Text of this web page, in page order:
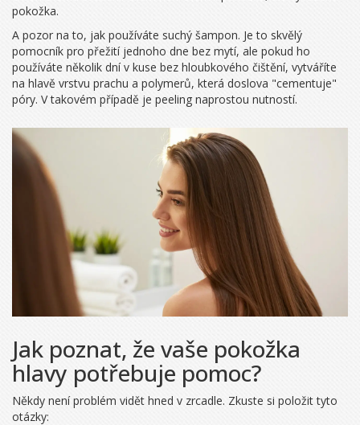
pokožka.
A pozor na to, jak používáte suchý šampon. Je to skvělý
pomocník pro přežití jednoho dne bez mytí, ale pokud ho
používáte několik dní v kuse bez hloubkového čištění, vytváříte
na hlavě vrstvu prachu a polymerů, která doslova "cementuje"
póry. V takovém případě je peeling naprostou nutností.
Jak poznat, že vaše pokožka
hlavy potřebuje pomoc?
Někdy není problém vidět hned v zrcadle. Zkuste si položit tyto
otázky: